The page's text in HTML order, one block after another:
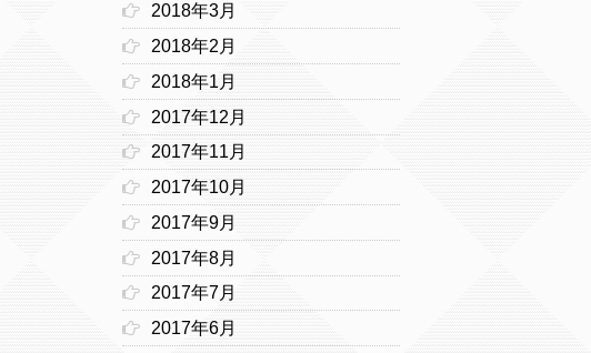
2018年3月
2018年2月
2018年1月
2017年12月
2017年11月
2017年10月
2017年9月
2017年8月
2017年7月
2017年6月